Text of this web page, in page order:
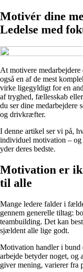
Motivér dine
Ledelse med
At motivere
også en af de mest
virke ligegyldigt for en
af tryghed, fællesskab
du ser dine
og drivkræfter.
I denne artikel ser vi på,
individuel motivation – og
yder deres bedste.
Motivation er
til alle
Mange ledere falder i
gennem generelle tiltag:
teambuilding. Det kan
sjældent alle lige godt.
Motivation handler i bund
arbejde betyder noget, og
giver mening, varierer fra